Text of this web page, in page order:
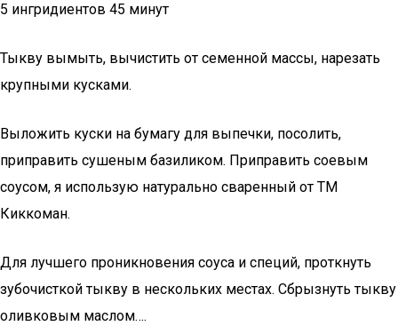
5 ингридиентов 45 минут
Тыкву вымыть, вычистить от семенной массы, нарезать
крупными кусками.
Выложить куски на бумагу для выпечки, посолить,
приправить сушеным базиликом. Приправить соевым
соусом, я использую натурально сваренный от ТМ
Киккоман.
Для лучшего проникновения соуса и специй, проткнуть
зубочисткой тыкву в нескольких местах. Сбрызнуть тыкву
оливковым маслом….